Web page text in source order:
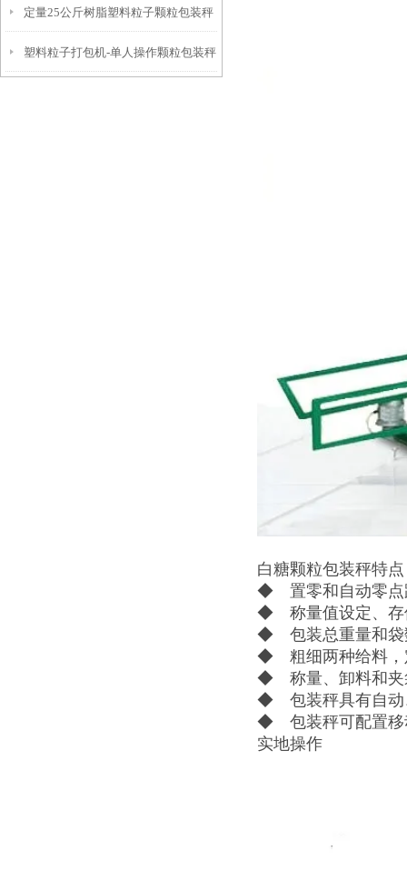
厂家
定量25公斤树脂塑料粒子颗粒包装秤
产品参数
塑料粒子打包机-单人操作颗粒包装秤
白糖颗粒包装秤特
◆ 置零和自动零点
◆ 称量值设定、存
◆ 包装总重量和袋
◆ 粗细两种给料，
◆ 称量、卸料和夹
◆ 包装秤具有自动
◆ 包装秤可配置移
实地操作